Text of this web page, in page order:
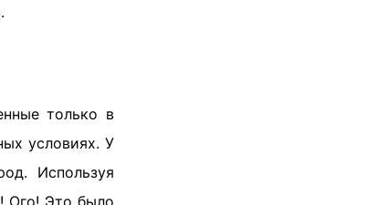
только в
условиях. У
Используя
Ого! Это было